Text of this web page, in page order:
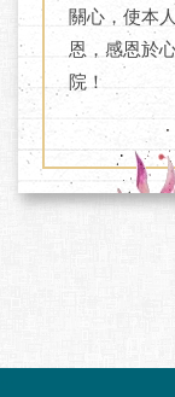
關心，使本
恩，感恩於
院！